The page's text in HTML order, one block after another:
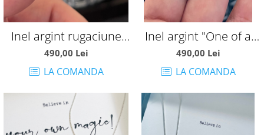
Inel argint rugaciune
Tatal Nostru
490,00 Lei
LA COMANDA
Inel argint "One of a
kind"
490,00 Lei
LA COMANDA